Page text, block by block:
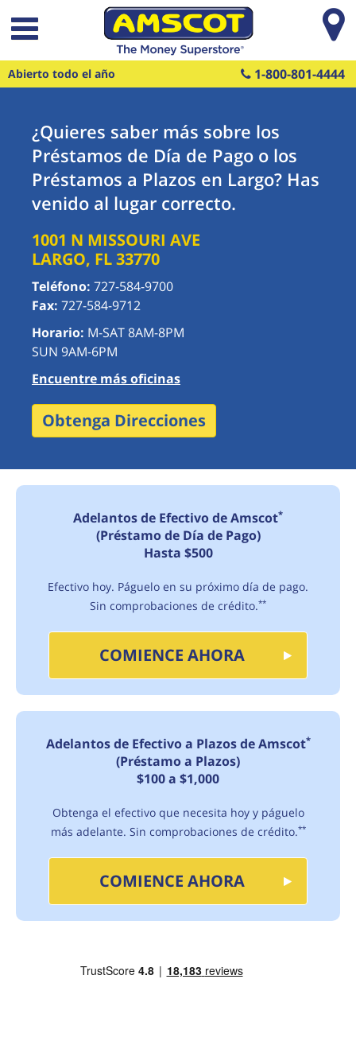
Saltar al contenido principal
Abierto todo el año 1-800-801-4444
¿Quieres saber más sobre los
Préstamos de Día de Pago o los
Préstamos a Plazos en Largo? Has
venido al lugar correcto.
1001 N MISSOURI AVE
LARGO, FL33770
Teléfono: 727-584-9700
Fax: 727-584-9712
Horario: M-SAT 8AM-8PM
SUN 9AM-6PM
Encuentre más oficinas
Obtenga Direcciones
Adelantos de Efectivo de Amscot*
(Préstamo de Día de Pago)
Hasta $500
Efectivo hoy. Páguelo en su próximo día de pago.
Sin comprobaciones de crédito.**
COMIENCE AHORA
Adelantos de Efectivo a Plazos de Amscot*
(Préstamo a Plazos)
$100 a $1,000
Obtenga el efectivo que necesita hoy y páguelo
más adelante. Sin comprobaciones de crédito.**
COMIENCE AHORA